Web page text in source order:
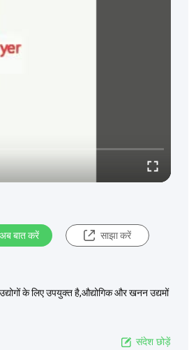
अब बात करें साझा करें
के लिए उपयुक्त है,औद्योगिक और खनन उद्यमों
संदेश छोड़ें